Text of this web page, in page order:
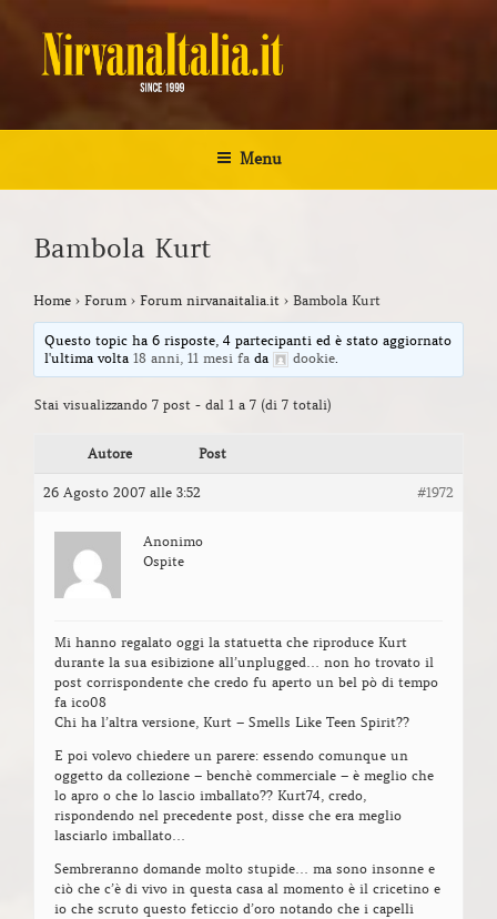
contenuto
NIRVANA ITALIA
Menu
Bambola Kurt
Home › Forum › Forum nirvanaitalia.it › Bambola Kurt
Questo topic ha 6 risposte, 4 partecipanti ed è stato aggiornato
l'ultima volta18 anni, 11 mesi fa da dookie.
Stai visualizzando 7 post - dal 1 a 7 (di 7 totali)
Autore Post
26 Agosto 2007 alle 3:52 #1972
Anonimo
Ospite
Mi hanno regalato oggi la statuetta che riproduce Kurt
durante la sua esibizione all’unplugged… non ho trovato il
post corrispondente che credo fu aperto un bel pò di tempo
fa ico08
Chi ha l’altra versione, Kurt – Smells Like Teen Spirit??
E poi volevo chiedere un parere: essendo comunque un
oggetto da collezione – benchè commerciale – è meglio che
lo apro o che lo lascio imballato?? Kurt74, credo,
rispondendo nel precedente post, disse che era meglio
lasciarlo imballato…
Sembreranno domande molto stupide… ma sono insonne e
ciò che c’è di vivo in questa casa al momento è il cricetino e
io che scruto questo feticcio d’oro notando che i capelli